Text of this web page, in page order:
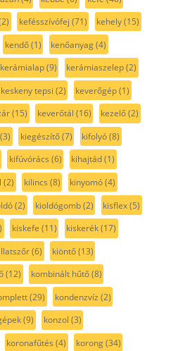
kefésszívófej (71) kehely(15)
kendő(1) kenőanyag(4)
kerámialap(9) kerámiaszelep(2)
keskeny tepsi (2) keverőgép(1)
(15) keverőtál (16) kezelő(2)
(3) kiegészítő(7) kifolyó(8)
kifúvórács (6) kihajtád(1)
(2) kilincs (8) kinyomó(4)
(2) kioldógomb(2) kisflex(5)
kiskefe (11) kiskerék(17)
(6) kiöntő(13)
(12) kombinált hűtő(8)
(29) kondenzvíz (2)
(9) konzol (3)
koronafűtés (4) korong(34)